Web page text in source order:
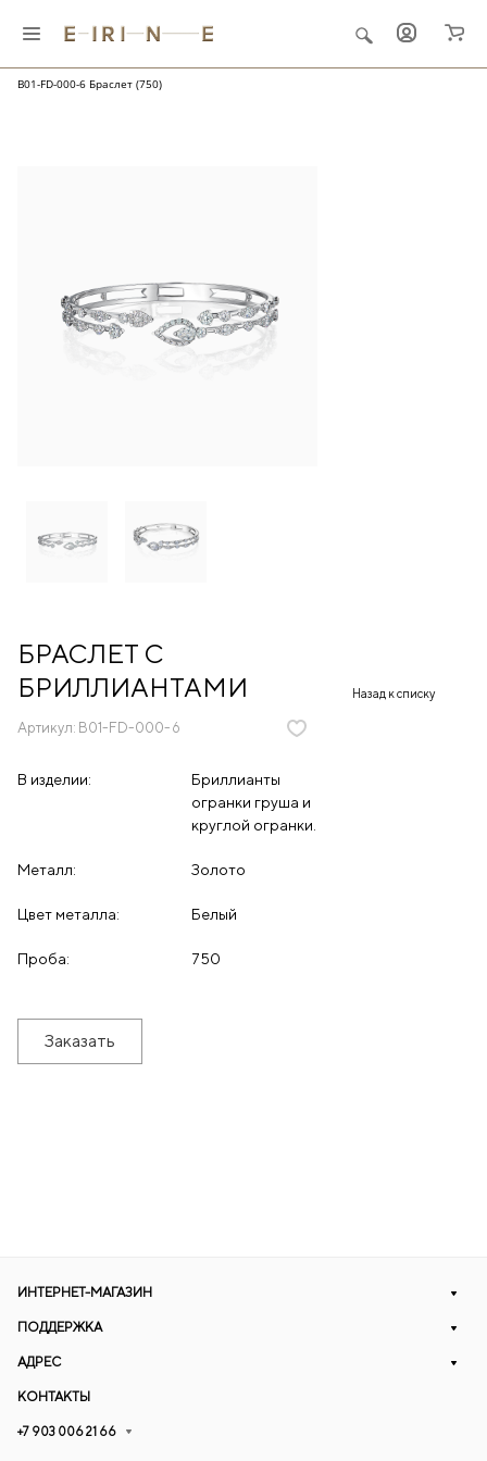
B01-FD-000-6 Браслет (750)
БРАСЛЕТ С
БРИЛЛИАНТАМИ
Артикул: B01-FD-000-6
В изделии:
Бриллианты
огранки груша и
круглой огранки.
Металл: Золото
Цвет металла: Белый
Проба: 750
Заказать
Назад к списку
ИНТЕРНЕТ-МАГАЗИН
ПОДДЕРЖКА
АДРЕС
КОНТАКТЫ
+7 903 006 21 66